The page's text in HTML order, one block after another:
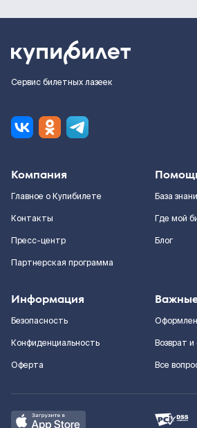
Сервис билетных лазеек
Компания
Главное о Купибилете
Контакты
Пресс-центр
Партнерская программа
База
Где мой
Блог
Информация
Безопасность
Конфиденциальность
Оферта
Возврат
Все